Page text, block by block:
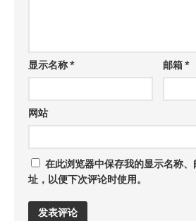
显示名称* 邮箱*
网站
在此浏览器中保存我的显示名称
址，以便下次评论时使用。